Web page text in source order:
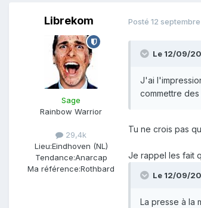
Librekom
Sage
Rainbow Warrior
29,4k
Lieu:Eindhoven (NL)
Tendance:Anarcap
Ma référence:Rothbard
Posté 12
Le 12/09/
J'ai
commettre
Tu ne crois pas
Je rappel les fait
Le 12/09/
La presse à la